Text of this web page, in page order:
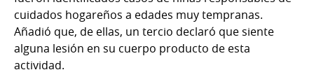
cuidados hogareños a edades muy tempranas.
Añadió que, de ellas, un tercio declaró que siente
alguna lesión en su cuerpo producto de esta
actividad.